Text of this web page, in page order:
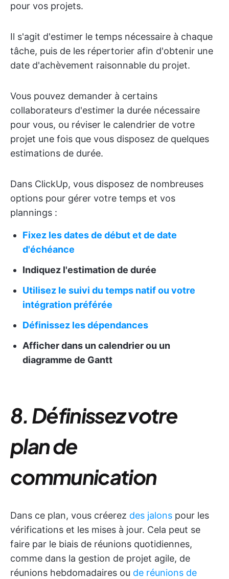
pour vos projets.
Il s'agit d'estimer le temps nécessaire à chaque
tâche, puis de les répertorier afin d'obtenir une
date d'achèvement raisonnable du projet.
Vous pouvez demander à certains
collaborateurs d'estimer la durée nécessaire
pour vous, ou réviser le calendrier de votre
projet une fois que vous disposez de quelques
estimations de durée.
Dans ClickUp, vous disposez de nombreuses
options pour gérer votre temps et vos
plannings :
Fixez les dates de début et de date
d'échéance
Indiquez l'estimation de durée
Utilisez le suivi du temps natif ou votre
intégration préférée
Définissez les dépendances
Afficher dans un calendrier ou un
diagramme de Gantt
8. Définissez votre
plan de
communication
Dans ce plan, vous créerez des jalons pour les
vérifications et les mises à jour. Cela peut se
faire par le biais de réunions quotidiennes,
comme dans la gestion de projet agile, de
réunions hebdomadaires ou de réunions de